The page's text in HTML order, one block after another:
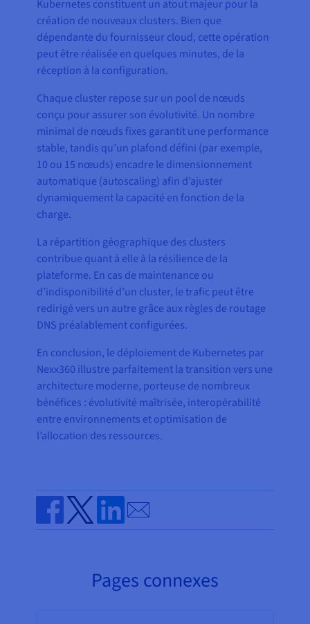
Kubernetes constituent un atout majeur pour la
création de nouveaux clusters. Bien que
dépendante du fournisseur cloud, cette opération
peut être réalisée en quelques minutes, de la
réception à la configuration.
Chaque cluster repose sur un pool de nœuds
conçu pour assurer son évolutivité. Un nombre
minimal de nœuds fixes garantit une performance
stable, tandis qu’un plafond défini (par exemple,
10 ou 15 nœuds) encadre le dimensionnement
automatique (autoscaling) afin d’ajuster
dynamiquement la capacité en fonction de la
charge.
La répartition géographique des clusters
contribue quant à elle à la résilience de la
plateforme. En cas de maintenance ou
d’indisponibilité d’un cluster, le trafic peut être
redirigé vers un autre grâce aux règles de routage
DNS préalablement configurées.
En conclusion, le déploiement de Kubernetes par
Nexx360 illustre parfaitement la transition vers une
architecture moderne, porteuse de nombreux
bénéfices : évolutivité maîtrisée, interopérabilité
entre environnements et optimisation de
l’allocation des ressources.
Share on Facebook
Share on Twitter
Share on Linkedin
Send by email
Pages connexes